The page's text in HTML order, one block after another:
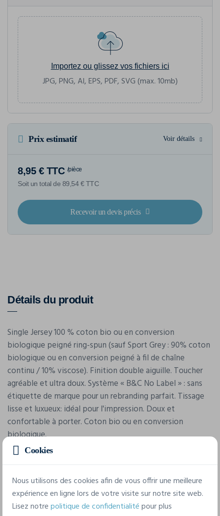
Importez ou glissez vos fichiers ici
JPG, PNG, AI, EPS, PDF, SVG (max. 10mb)
Prix estimatif Voir détails
8,95 € TTC /pièce
Soit un total de 89,54 € TTC
Recevoir un devis précis
Détails du produit
Single Jersey 100 % coton bio ou en conversion
biologique peigné ring-spun (sauf Sport Grey : 90% coton
biologique ou en conversion peigné à fil de chaîne
continu / 10% viscose). Finition double aiguille. Toucher
agréable et ultra doux. Système « B&C No Label » : sans
étiquette de marque pour un rebranding parfait. Tissage
lisse et luxueux: idéal pour l'impression. Doux et
confortable à porter. Coton bio ou en conversion
biologique.
Cookies
Nous utilisons des cookies afin de vous offrir une meilleure
expérience en ligne lors de votre visite sur notre site web.
Lisez notrepolitique de confidentialitépour plus